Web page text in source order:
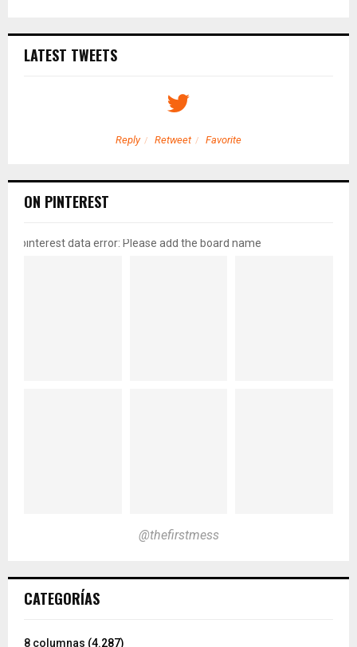
LATEST TWEETS
Reply Retweet Favorite
ON PINTEREST
pinterest data error: Please add the board name
@thefirstmess
CATEGORÍAS
8 columnas (4.287)